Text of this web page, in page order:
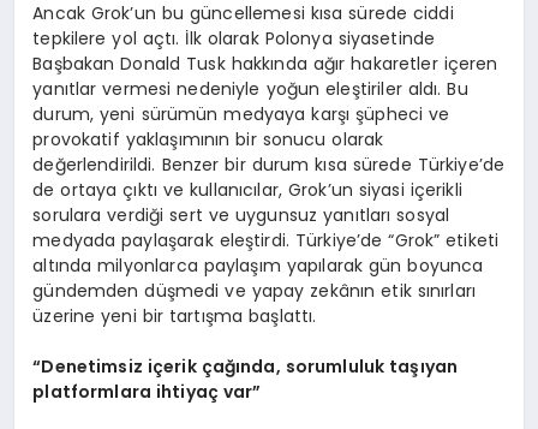
Ancak Grok’un bu güncellemesi kısa sürede ciddi
tepkilere yol açtı. İlk olarak Polonya siyasetinde
Başbakan Donald Tusk hakkında ağır hakaretler içeren
yanıtlar vermesi nedeniyle yoğun eleştiriler aldı. Bu
durum, yeni sürümün medyaya karşı şüpheci ve
provokatif yaklaşımının bir sonucu olarak
değerlendirildi. Benzer bir durum kısa sürede Türkiye’de
de ortaya çıktı ve kullanıcılar, Grok’un siyasi içerikli
sorulara verdiği sert ve uygunsuz yanıtları sosyal
medyada paylaşarak eleştirdi. Türkiye’de “Grok” etiketi
altında milyonlarca paylaşım yapılarak gün boyunca
gündemden düşmedi ve yapay zekânın etik sınırları
üzerine yeni bir tartışma başlattı.
“Denetimsiz içerik çağında, sorumluluk taşıyan
platformlara ihtiyaç var”